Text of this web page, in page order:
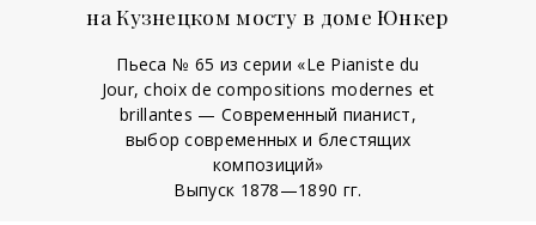
на Кузнецком мосту в доме Юнкер
Пьеса № 65 из серии «Le Pianiste du
Jour, choix de compositions modernes et
brillantes — Современный пианист,
выбор современных и блестящих
композиций»
Выпуск 1878—1890 гг.